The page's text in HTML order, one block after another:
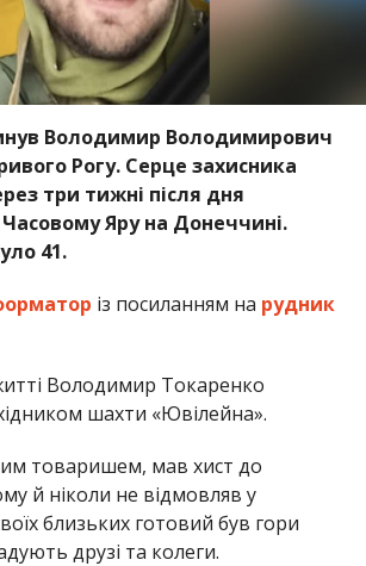
Володимир Володимирович
Рогу. Серце захисника
три тижні після дня
Яру на Донеччині.
41.
із посиланням на рудник
Володимир Токаренко
шахти «Ювілейна».
товаришем, мав хист до
й ніколи не відмовляв у
близьких готовий був гори
друзі та колеги.